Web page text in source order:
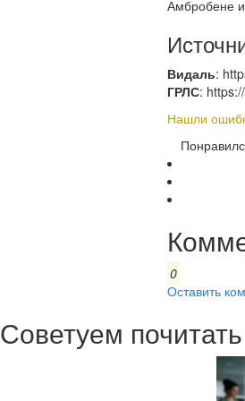
Амбробене
Видаль:
ГРЛС:
Нашли
0
Оставить
Советуем почитать